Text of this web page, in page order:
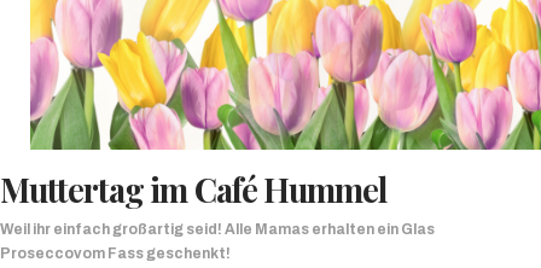
Muttertag im Café Hummel
Weil ihr einfach großartig seid! Alle Mamas erhalten ein Glas
Proseccovom Fass geschenkt!